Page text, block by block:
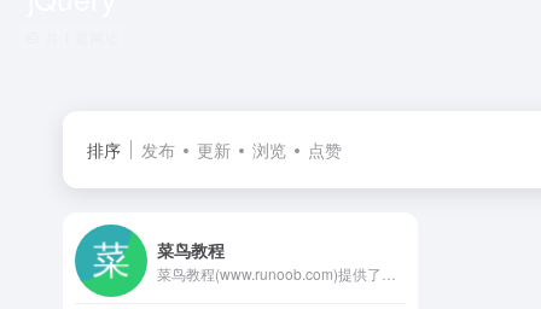
排序 发布 更新 浏览 点赞
菜鸟教程